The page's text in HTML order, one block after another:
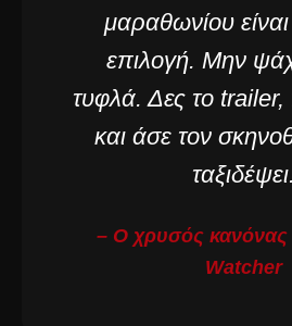
μαραθωνίου
επιλογή. Μην
τυφλά. Δες το
και άσε τον
ταξιδέψει.
– Ο χρυσός κανόνας
Watcher